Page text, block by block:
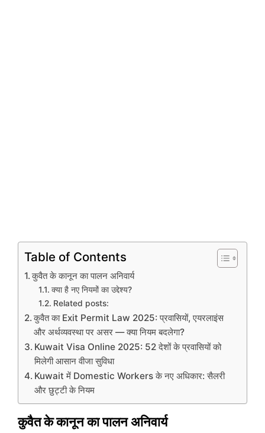
Table of Contents
कुवैत के कानून का पालन अनिवार्य
क्या है नए नियमों का उद्देश्य?
Related posts:
कुवैत का Exit Permit Law 2025: प्रवासियों, एयरलाइंस
और अर्थव्यवस्था पर असर — क्या नियम बदलेगा?
Kuwait Visa Online 2025: 52 देशों के प्रवासियों को
मिलेगी आसान वीजा सुविधा
Kuwait में Domestic Workers के नए अधिकार: सैलरी
और छुट्टी के नियम
कुवैत के कानून का पालन अनिवार्य